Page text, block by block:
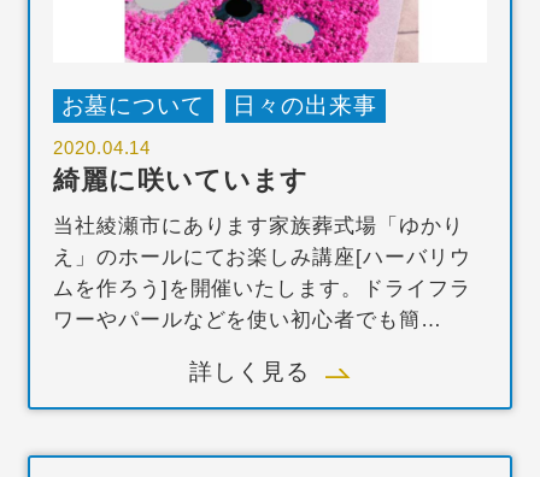
お墓について 日々の出来事
2020.04.14
綺麗に咲いています
当社綾瀬市にあります家族葬式場「ゆかり
え」のホールにてお楽しみ講座[ハーバリウ
ムを作ろう]を開催いたします。ドライフラ
ワーやパールなどを使い初心者でも簡…
詳しく見る